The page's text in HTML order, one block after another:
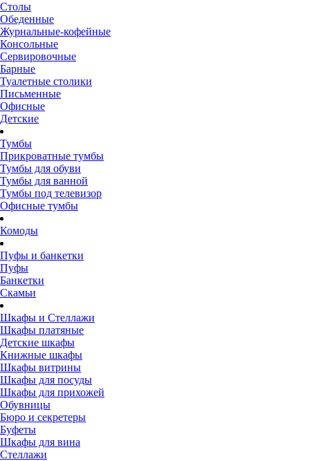
Столы
Обеденные
Журнальные-кофейные
Консольные
Сервировочные
Барные
Туалетные столики
Письменные
Офисные
Детские
Тумбы
Прикроватные тумбы
Тумбы для обуви
Тумбы для ванной
Тумбы под телевизор
Офисные тумбы
Комоды
Пуфы и банкетки
Пуфы
Банкетки
Скамьи
Шкафы и Стеллажи
Шкафы платяные
Детские шкафы
Книжные шкафы
Шкафы витрины
Шкафы для посуды
Шкафы для прихожей
Обувницы
Бюро и секретеры
Буфеты
Шкафы для вина
Стеллажи